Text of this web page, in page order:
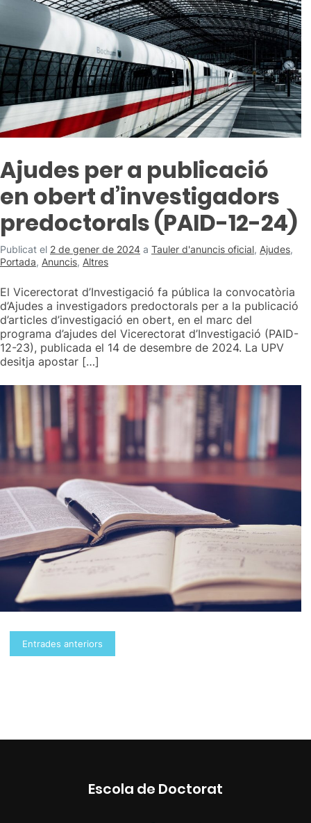
Ajudes per a publicació
en obert d’investigadors
predoctorals (PAID-12-24)
Publicat el 2 de gener de 2024 a Tauler d'anuncis oficial, Ajudes,
Portada, Anuncis, Altres
El Vicerectorat d’Investigació fa pública la convocatòria
d’Ajudes a investigadors predoctorals per a la publicació
d’articles d’investigació en obert, en el marc del
programa d’ajudes del Vicerectorat d’Investigació (PAID-
12-23), publicada el 14 de desembre de 2024. La UPV
desitja apostar […]
Navegació
d'entrades
Entrades anteriors
Escola de Doctorat